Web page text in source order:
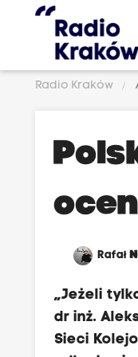
Radio Kraków
Rafał
„Jeżeli
dr inż.
Sieci
J
a
i
e
z